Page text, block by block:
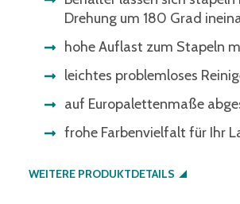
Drehung um 180 Grad
hohe Auflast zum Stapeln
leichtes problemloses
auf Europalettenmaße
frohe Farbenvielfalt für Ihr
WEITERE PRODUKTDETAILS